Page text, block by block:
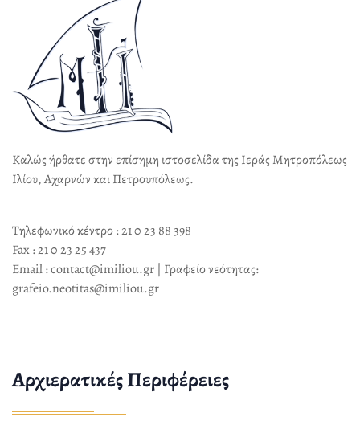
Καλώς ήρθατε στην επίσημη ιστοσελίδα της Ιεράς Μητροπόλεως
Ιλίου, Αχαρνών και Πετρουπόλεως.
Τηλεφωνικό κέντρο : 21 0 23 88 398
Fax : 21 0 23 25 437
Email : contact@imiliou.gr | Γραφείο νεότητας:
grafeio.neotitas@imiliou.gr
Αρχιερατικές Περιφέρειες